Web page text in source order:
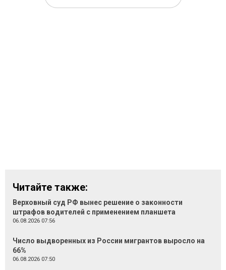
Читайте также:
Верховный суд РФ вынес решение о законности
штрафов водителей с применением планшета
06.08.2026 07:56
Число выдворенных из России мигрантов выросло на
66%
06.08.2026 07:50